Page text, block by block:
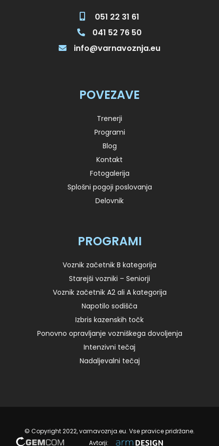
051 22 31 61
041 52 76 50
info@varnavoznja.eu
POVEZAVE
Trenerji
Programi
Blog
Kontakt
Fotogalerija
Splošni pogoji poslovanja
Delovnik
PROGRAMI
Voznik začetnik B kategorija
Starejši vozniki – Seniorji
Voznik začetnik A2 ali A kategorija
Napotilo sodišča
Izbris kazenskih točk
Ponovno opravljanje vozniškega dovoljenja
Intenzivni tečaj
Nadaljevalni tečaj
© Copyright 2022, varnavoznja.eu. Vse pravice pridržane.
Avtorji: